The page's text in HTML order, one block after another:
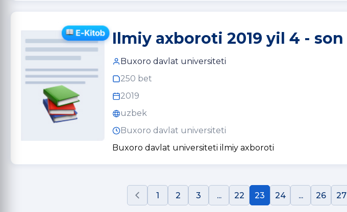
Ilmiy axboroti 2019 yil 4 - son
Buxoro davlat universiteti
250 bet
2019
uzbek
Buxoro davlat universiteti
Buxoro davlat universiteti ilmiy axboroti
1 2 3 ... 22 23 24 ... 26 27